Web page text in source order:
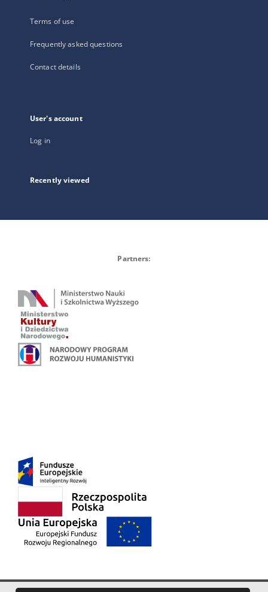
Terms of use
Frequently asked questions
Contact details
User's account
Log in
Recently viewed
Partners: